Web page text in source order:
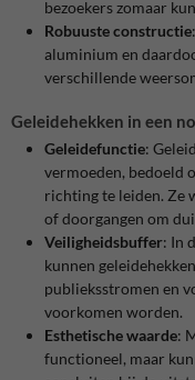
bezoekers zomaar
Robuuste constructie
aluminium en
verschillende
Geleidehekken in een
Geleidefunctie:
vermoeden, bedoeld
richting te leiden. Ze
of doorgangen om
Veiligheidsbuffer: In
kunnen
publieksstromen en
voorkomen worden.
Esthetische waarde:
functioneel, maar